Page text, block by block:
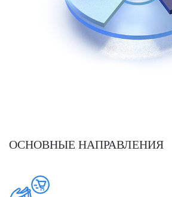
ОСНОВНЫЕ НАПРАВЛЕНИЯ